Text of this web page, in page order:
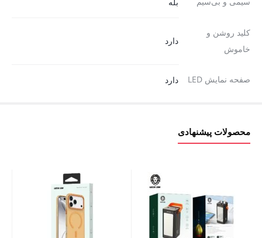
کلید روشن و
خاموش
دارد
صفحه نمایش LED دارد
محصولات پیشنهادی